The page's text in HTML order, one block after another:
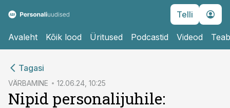
Telli
Avaleht Kõik lood Üritused Podcastid Videod
Tagasi
VÄRBAMINE 12.06.24, 10:25
Nipid personalijuhile: